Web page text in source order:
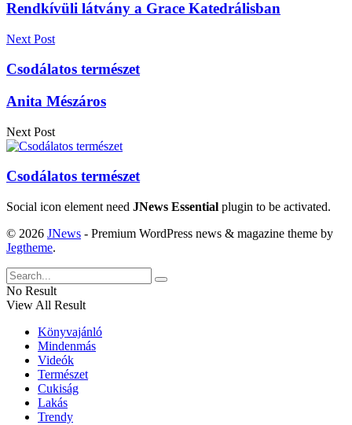
Rendkívüli látvány a Grace Katedrálisban
Next Post
Csodálatos természet
Anita Mészáros
Next Post
Csodálatos természet
Social icon element need JNews Essential plugin to be activated.
© 2026 JNews - Premium WordPress news & magazine theme by
Jegtheme.
No Result
View All Result
Könyvajánló
Mindenmás
Videók
Természet
Cukiság
Lakás
Trendy